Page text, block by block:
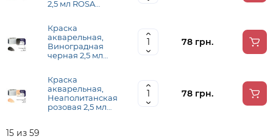
2,5 мл ROSA
Краска
акварельная,
Виноградная
черная 2,5 мл
78 грн.
Краска
акварельная,
Неаполитанская
розовая 2,5 мл
78 грн.
15 из 59